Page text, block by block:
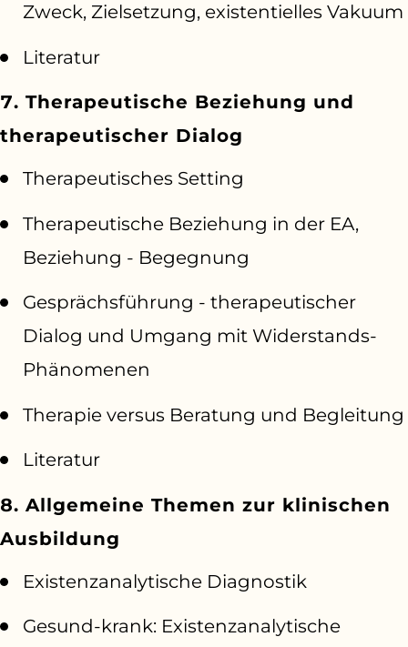
Zweck, Zielsetzung, existentielles Vakuum
Literatur
7. Therapeutische Beziehung und
therapeutischer Dialog
Therapeutisches Setting
Therapeutische Beziehung in der EA,
Beziehung - Begegnung
Gesprächsführung - therapeutischer
Dialog und Umgang mit Widerstands-
Phänomenen
Therapie versus Beratung und Begleitung
Literatur
8. Allgemeine Themen zur klinischen
Ausbildung
Existenzanalytische Diagnostik
Gesund-krank: Existenzanalytische